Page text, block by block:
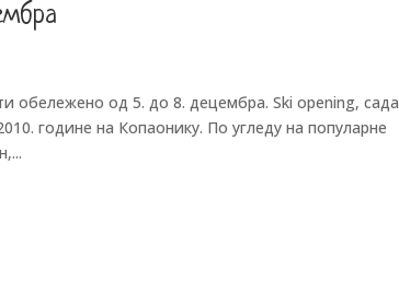
обележено од 5. до 8. децембра. Ski opening, сада
године на Копаонику. По угледу на популарне